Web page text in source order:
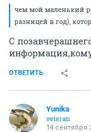
чем мой маленький
разницей в год),
С
ОТВЕТИТЬ
Yunika
veteran
14 сентября